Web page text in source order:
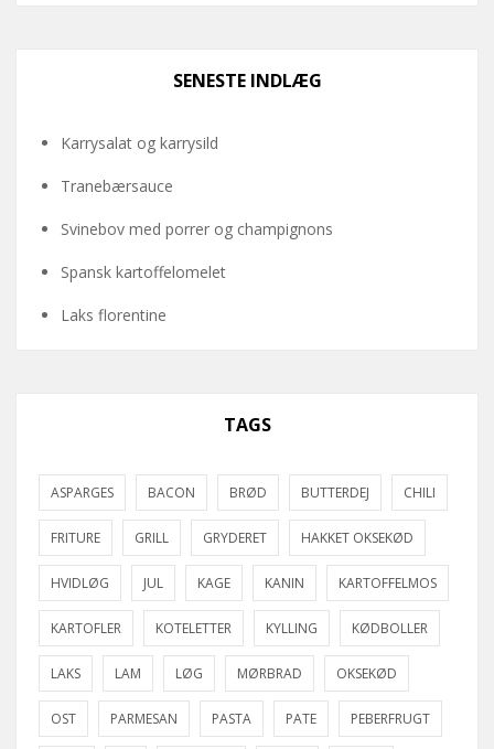
SENESTE INDLÆG
Karrysalat og karrysild
Tranebærsauce
Svinebov med porrer og champignons
Spansk kartoffelomelet
Laks florentine
TAGS
ASPARGES BACON BRØD BUTTERDEJ CHILI
FRITURE GRILL GRYDERET HAKKET OKSEKØD
HVIDLØG JUL KAGE KANIN KARTOFFELMOS
KARTOFLER KOTELETTER KYLLING KØDBOLLER
LAKS LAM LØG MØRBRAD OKSEKØD
OST PARMESAN PASTA PATE PEBERFRUGT